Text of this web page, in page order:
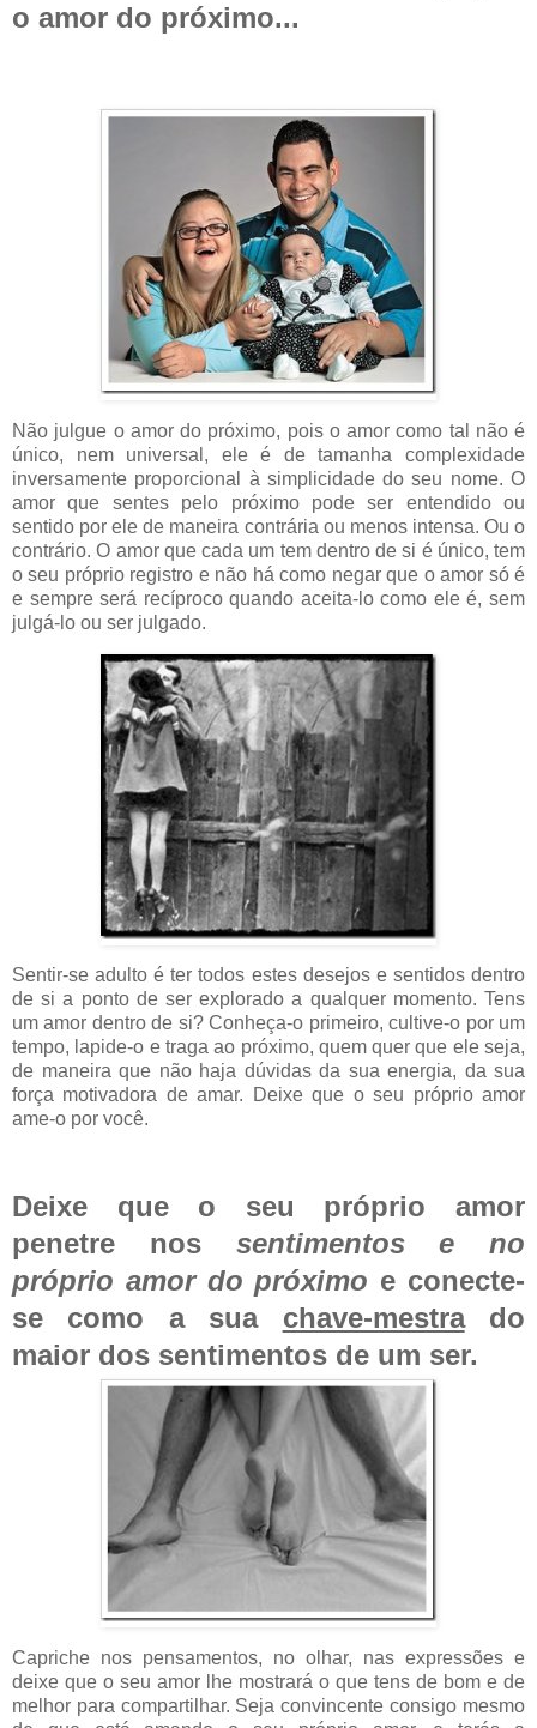
o amor do próximo...
Não julgue o amor do próximo, pois o amor como tal não é
único, nem universal, ele é de tamanha complexidade
inversamente proporcional à simplicidade do seu nome. O
amor que sentes pelo próximo pode ser entendido ou
sentido por ele de maneira contrária ou menos intensa. Ou o
contrário. O amor que cada um tem dentro de si é único, tem
o seu próprio registro e não há como negar que o amor só é
e sempre será recíproco quando aceita-lo como ele é, sem
julgá-lo ou ser julgado.
Sentir-se adulto é ter todos estes desejos e sentidos dentro
de si a ponto de ser explorado a qualquer momento. Tens
um amor dentro de si? Conheça-o primeiro, cultive-o por um
tempo, lapide-o e traga ao próximo, quem quer que ele seja,
de maneira que não haja dúvidas da sua energia, da sua
força motivadora de amar. Deixe que o seu próprio amor
ame-o por você.
Deixe que o seu próprio amor
penetre nos sentimentos e no
próprio amor do próximo e conecte-
se como a sua chave-mestrado
maior dos sentimentos de um ser.
Capriche nos pensamentos, no olhar, nas expressões e
deixe que o seu amor lhe mostrará o que tens de bom e de
melhor para compartilhar. Seja convincente consigo mesmo